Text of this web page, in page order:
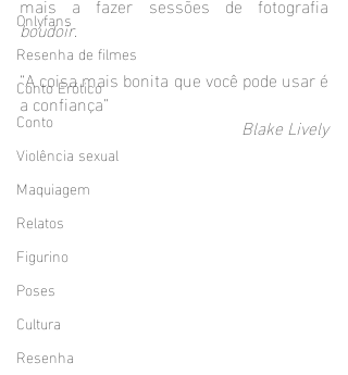
Onlyfans
Resenha de filmes
Conto Erótico
Conto
Violência sexual
Maquiagem
Relatos
Figurino
Poses
Cultura
Resenha
boudoir.
“A coisa mais bonita que você pode usar é
a confiança”
Blake Lively